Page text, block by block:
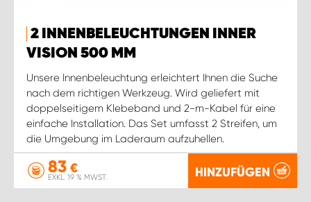
2 INNENBELEUCHTUNGEN INNER
VISION 500 MM
Unsere Innenbeleuchtung erleichtert Ihnen die Suche
nach dem richtigen Werkzeug. Wird geliefert mit
doppelseitigem Klebeband und 2-m-Kabel für eine
einfache Installation. Das Set umfasst 2 Streifen, um
die Umgebung im Laderaum aufzuhellen.
83 €
EXKL. 19 % MWST. HINZUFÜGEN